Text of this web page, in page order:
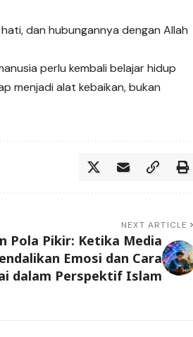
dan hubungannya dengan Allah
perlu kembali belajar hidup
menjadi alat kebaikan, bukan
NEXT ARTICLE
Pola Pikir: Ketika Media
Emosi dan Cara
dalam Perspektif Islam